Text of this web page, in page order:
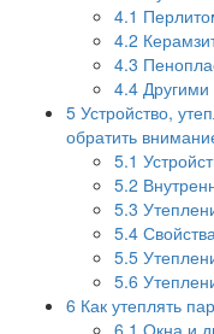
4.1
4.2
4.3
4.4
5 Устройство,
обратить
5.1
5.2
5.3
5.4
5.5
5.6
6 Как утеплять
6.1 Окна и